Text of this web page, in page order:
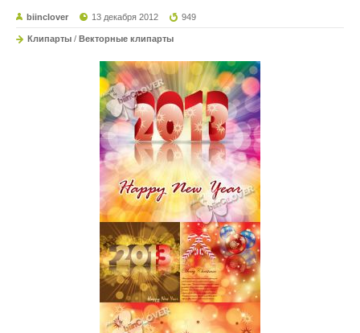
biinclover 13 декабря 2012 949
Клипарты / Векторные клипарты